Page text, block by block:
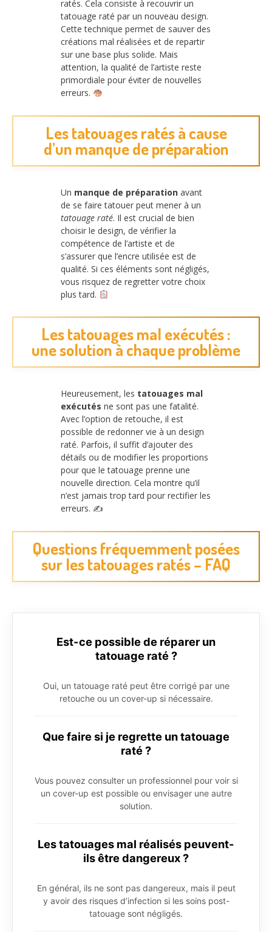
ratés. Cela consiste à recouvrir un
tatouage raté par un nouveau design.
Cette technique permet de sauver des
créations mal réalisées et de repartir
sur une base plus solide. Mais
attention, la qualité de l’artiste reste
primordiale pour éviter de nouvelles
erreurs.
Les tatouages ratés à cause
d’un manque de préparation
Un manque de préparation avant
de se faire tatouer peut mener à un
tatouage raté. Il est crucial de bien
choisir le design, de vérifier la
compétence de l’artiste et de
s’assurer que l’encre utilisée est de
qualité. Si ces éléments sont négligés,
vous risquez de regretter votre choix
plus tard.
Les tatouages mal exécutés :
une solution à chaque problème
Heureusement, les tatouages mal
exécutés ne sont pas une fatalité.
Avec l’option de retouche, il est
possible de redonner vie à un design
raté. Parfois, il suffit d’ajouter des
détails ou de modifier les proportions
pour que le tatouage prenne une
nouvelle direction. Cela montre qu’il
n’est jamais trop tard pour rectifier les
erreurs. ✍️
Questions fréquemment posées
sur les tatouages ratés – FAQ
Est-ce possible de réparer un
tatouage raté ?
Oui, un tatouage raté peut être corrigé par une
retouche ou un cover-up si nécessaire.
Que faire si je regrette un tatouage
raté ?
Vous pouvez consulter un professionnel pour voir si
un cover-up est possible ou envisager une autre
solution.
Les tatouages mal réalisés peuvent-
ils être dangereux ?
En général, ils ne sont pas dangereux, mais il peut
y avoir des risques d’infection si les soins post-
tatouage sont négligés.